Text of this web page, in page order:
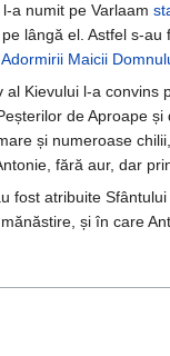
a numit pe Varlaam
lângă el. Astfel s-
Adormirii Maicii
al Kievului l-a
de Aproape
și numeroase
fără aur, dar
fost atribuite
și în care